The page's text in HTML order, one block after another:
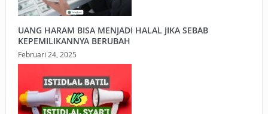
UANG HARAM BISA MENJADI HALAL JIKA SEBAB
KEPEMILIKANNYA BERUBAH
Februari 24, 2025